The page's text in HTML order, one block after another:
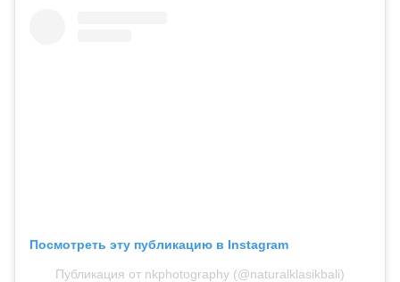
Посмотреть эту публикацию в Instagram
Публикация от nkphotography (@naturalklasikbali)